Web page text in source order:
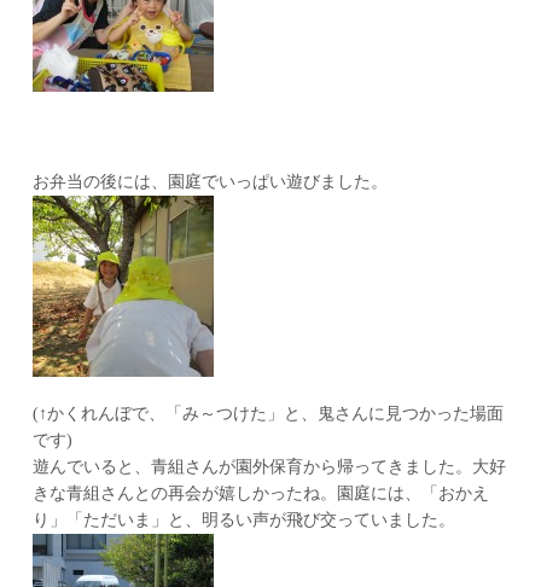
お弁当の後には、園庭でいっぱい遊びました。
(↑かくれんぼで、「み～つけた」と、鬼さんに見つかった場面
です)
遊んでいると、青組さんが園外保育から帰ってきました。大好
きな青組さんとの再会が嬉しかったね。園庭には、「おかえ
り」「ただいま」と、明るい声が飛び交っていました。